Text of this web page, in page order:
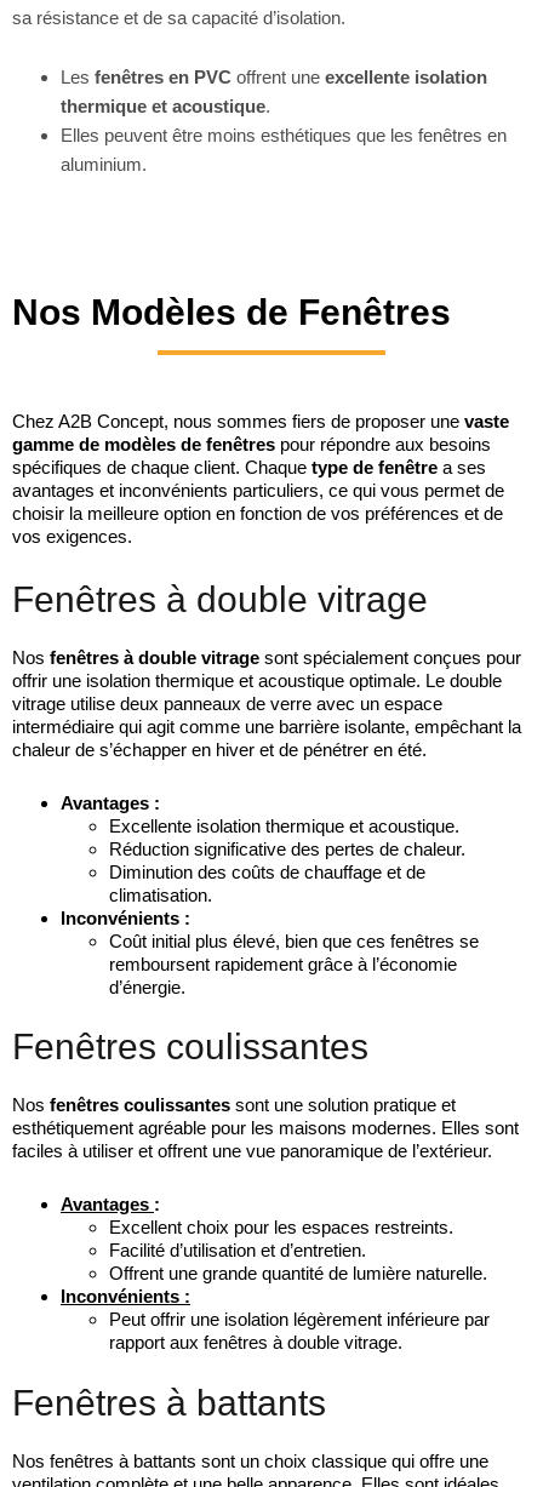
sa résistance et de sa capacité d’isolation.
Les fenêtres en PVC offrent une excellente isolation
thermique et acoustique.
Elles peuvent être moins esthétiques que les fenêtres en
aluminium.
Nos Modèles de Fenêtres
Chez A2B Concept, nous sommes fiers de proposer une vaste
gamme de modèles de fenêtres pour répondre aux besoins
spécifiques de chaque client. Chaque type de fenêtre a ses
avantages et inconvénients particuliers, ce qui vous permet de
choisir la meilleure option en fonction de vos préférences et de
vos exigences.
Fenêtres à double vitrage
Nos fenêtres à double vitrage sont spécialement conçues pour
offrir une isolation thermique et acoustique optimale. Le double
vitrage utilise deux panneaux de verre avec un espace
intermédiaire qui agit comme une barrière isolante, empêchant la
chaleur de s’échapper en hiver et de pénétrer en été.
Avantages :
Excellente isolation thermique et acoustique.
Réduction significative des pertes de chaleur.
Diminution des coûts de chauffage et de
climatisation.
Inconvénients :
Coût initial plus élevé, bien que ces fenêtres se
remboursent rapidement grâce à l’économie
d’énergie.
Fenêtres coulissantes
Nos fenêtres coulissantes sont une solution pratique et
esthétiquement agréable pour les maisons modernes. Elles sont
faciles à utiliser et offrent une vue panoramique de l’extérieur.
Avantages :
Excellent choix pour les espaces restreints.
Facilité d’utilisation et d’entretien.
Offrent une grande quantité de lumière naturelle.
Inconvénients :
Peut offrir une isolation légèrement inférieure par
rapport aux fenêtres à double vitrage.
Fenêtres à battants
Nos fenêtres à battants sont un choix classique qui offre une